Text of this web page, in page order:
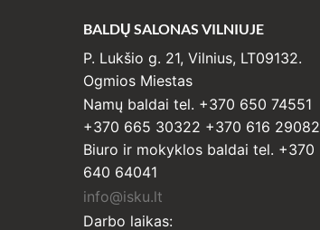
BALDŲ SALONAS VILNIUJE
P. Lukšio g. 21, Vilnius, LT09132.
Ogmios Miestas
Namų baldai tel. +370 650 74551
+370 665 30322 +370 616 29082
Biuro ir mokyklos baldai tel. +370
640 64041
info@isku.lt
Darbo laikas: